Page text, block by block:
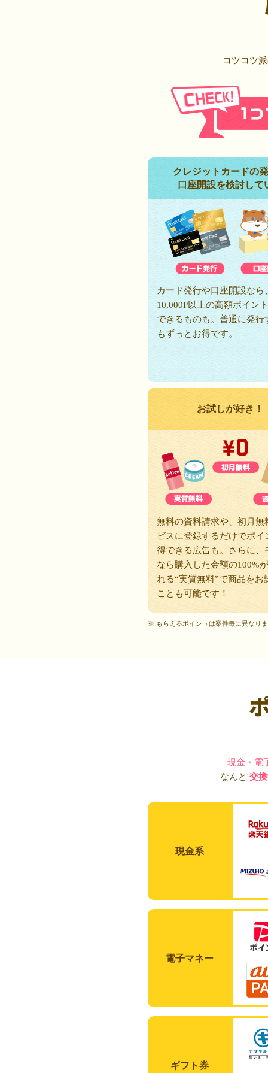
コツコツ
クレジットカードの
口座開設を検討して
カード発行や口座開設なら
10,000P以上の高額ポイン
できるものも。普通に発行
もずっとお得です。
お試しが好き！
無料の資料請求や、初月無
ビスに登録するだけでポイ
得できる広告も。さらに、
なら購入した金額の100%
れる“実質無料”で商品をお
ことも可能です！
※ もらえるポイントは案件毎に異なり
現金・電
なんと 交
現金系
電子マネー
ギフト券